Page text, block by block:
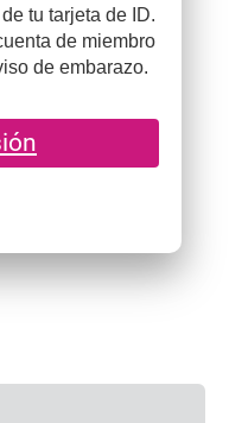
tu tarjeta de ID.
de miembro
de embarazo.
information.